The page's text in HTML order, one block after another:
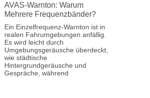
AVAS-Warnton: Warum
Mehrere Frequenzbänder?
Ein Einzelfrequenz-Warnton ist in
realen Fahrumgebungen anfällig.
Es wird leicht durch
Umgebungsgeräusche überdeckt,
wie städtische
Hintergrundgeräusche und
Gespräche, während